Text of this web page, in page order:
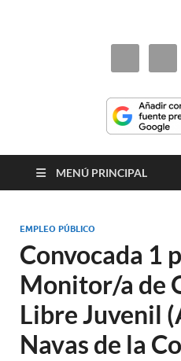
MENÚ PRINCIPAL
EMPLEO PÚBLICO
Convocada 1
Monitor/a de
Libre Juvenil
Navas de la